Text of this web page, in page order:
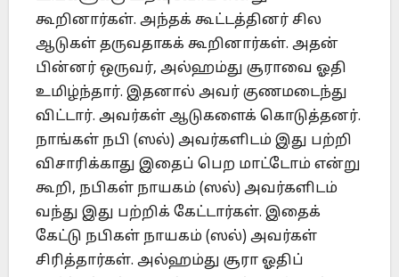
கூறினார்கள். அந்தக் கூட்டத்தினர் சில
ஆடுகள் தருவதாகக் கூறினார்கள். அதன்
பின்னர் ஒருவர், அல்ஹம்து சூராவை ஓதி
உமிழ்ந்தார். இதனால் அவர் குணமடைந்து
விட்டார். அவர்கள் ஆடுகளைக் கொடுத்தனர்.
நாங்கள் நபி (ஸல்) அவர்களிடம் இது பற்றி
விசாரிக்காது இதைப் பெற மாட்டோம் என்று
கூறி, நபிகள் நாயகம் (ஸல்) அவர்களிடம்
வந்து இது பற்றிக் கேட்டார்கள். இதைக்
கேட்டு நபிகள் நாயகம் (ஸல்) அவர்கள்
சிரித்தார்கள். அல்ஹம்து சூரா ஓதிப்